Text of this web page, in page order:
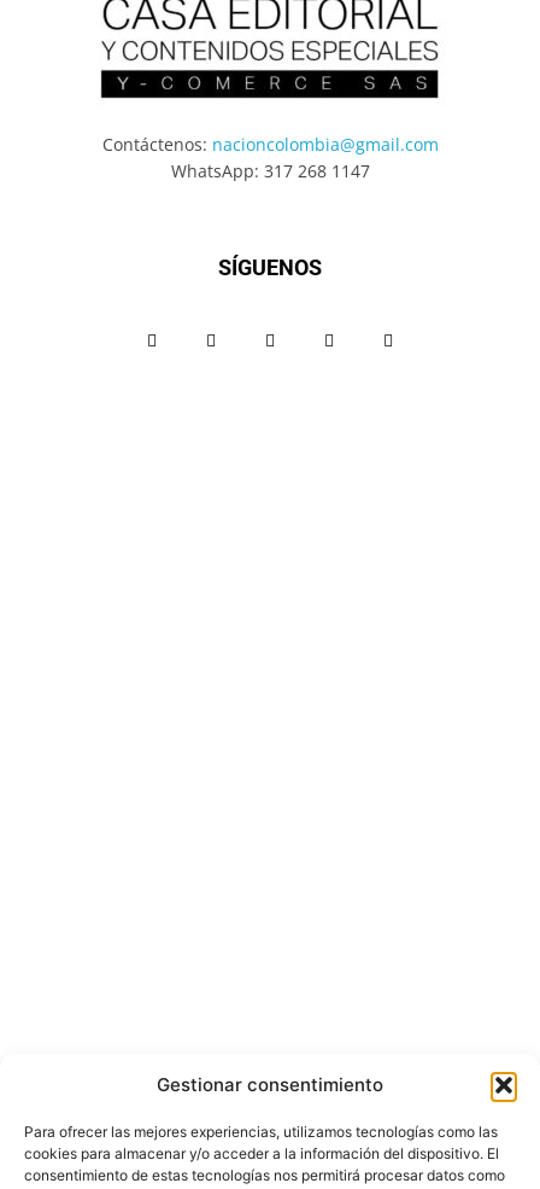
Gestionar consentimiento
Para ofrecer las mejores experiencias, utilizamos tecnologías como las
cookies para almacenar y/o acceder a la información del dispositivo. El
consentimiento de estas tecnologías nos permitirá procesar datos como
Contáctenos: nacioncolombia@gmail.com
WhatsApp: 317 268 1147
SÍGUENOS